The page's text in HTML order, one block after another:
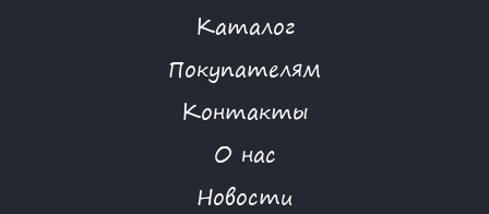
Каталог
Покупателям
Контакты
О нас
Новости
ЖЕНСКИЙ КАПРИЗ